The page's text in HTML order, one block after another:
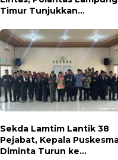
Timur Tunjukkan
Sekda Lamtim Lantik 38
Pejabat, Kepala
Diminta Turun ke